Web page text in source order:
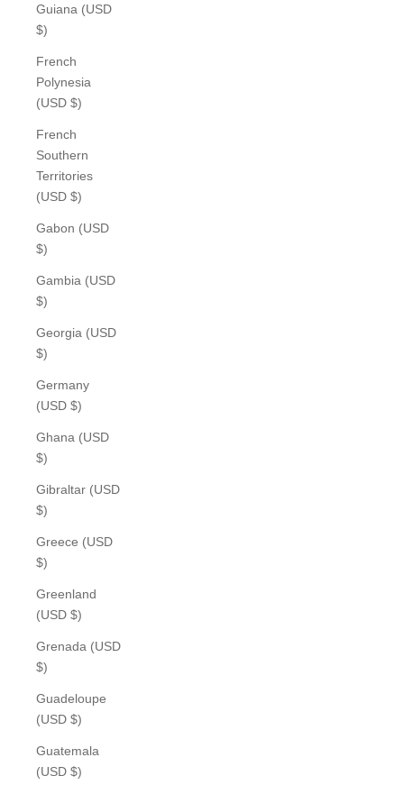
Guiana (USD
$)
French
Polynesia
(USD $)
French
Southern
Territories
(USD $)
Gabon (USD
$)
Gambia (USD
$)
Georgia (USD
$)
Germany
(USD $)
Ghana (USD
$)
Gibraltar (USD
$)
Greece (USD
$)
Greenland
(USD $)
Grenada (USD
$)
Guadeloupe
(USD $)
Guatemala
(USD $)